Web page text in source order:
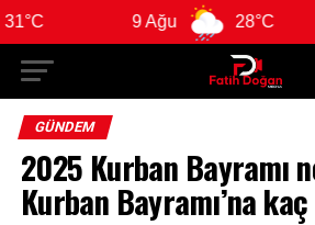
28°C
GÜNDEM
2025 Kurban Bayramı
Kurban Bayramı’na